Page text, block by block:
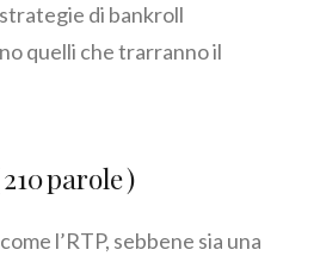
di bankroll
quelli che trarranno il
parole )
l’RTP, sebbene sia una